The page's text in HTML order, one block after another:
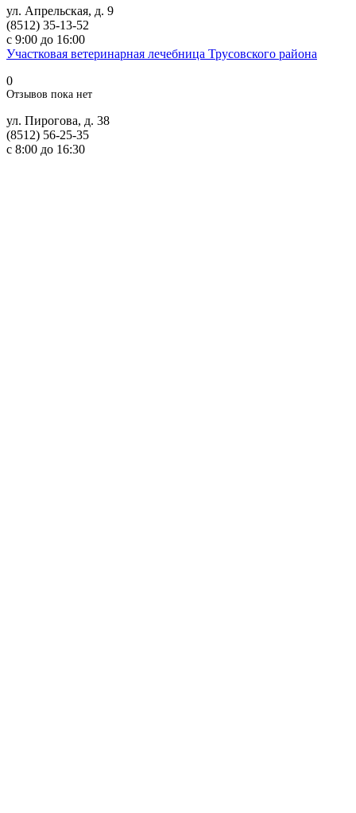
ул. Апрельская, д. 9
(8512) 35-13-52
с 9:00 до 16:00
Участковая ветеринарная лечебница Трусовского района
0
Отзывов пока нет
ул. Пирогова, д. 38
(8512) 56-25-35
с 8:00 до 16:30